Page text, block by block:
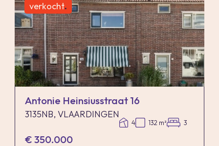
verkocht.
Antonie Heinsiusstraat 16
3135NB, VLAARDINGEN
4 132 m² 3
€ 350.000